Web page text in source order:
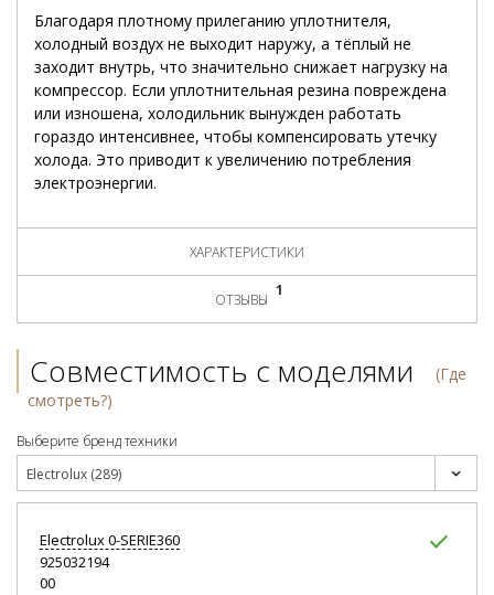
Благодаря плотному прилеганию уплотнителя,
холодный воздух не выходит наружу, а тёплый не
заходит внутрь, что значительно снижает нагрузку на
компрессор. Если уплотнительная резина повреждена
или изношена, холодильник вынужден работать
гораздо интенсивнее, чтобы компенсировать утечку
холода. Это приводит к увеличению потребления
электроэнергии.
ХАРАКТЕРИСТИКИ
ОТЗЫВЫ
1
Совместимость с моделями
(Где
смотреть?)
Выберите бренд техники
Electrolux (289)
Electrolux0-SERIE360
925032194
00